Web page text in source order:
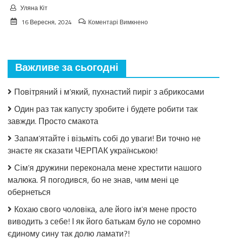
Уляна Кіт
16 Вересня, 2024
Коментарі Вимкненодо
ім’я
просто
виводить
з
як
його
було
не
соромно
так
долю
Важливе за сьогодні
Повітряний і м’який, пухнастий пиріг з абрикосами
Один раз так капусту зробите і будете робити так
завжди. Просто смакота
Запам’ятайте і візьміть собі до уваги! Ви точно не
знаєте як сказати ЧЕРПАК українською!
Сім’я дружини переконала мене хрестити нашого
малюка. Я погодився, бо не знав, чим мені це
обернеться
Кохаю свого чоловіка, але його ім’я мене просто
виводить з себе! І як його батькам було не соромно
єдиному сину так долю ламати?!